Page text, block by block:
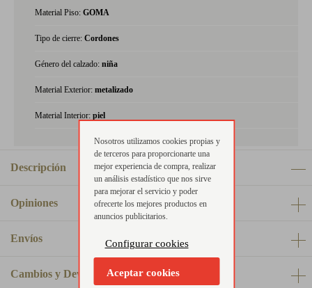
Material Piso: GOMA
Tipo de cierre: Cordones
Género del calzado: niña
Material Exterior: metalizado
Material Interior: piel
Descripción
Opiniones
Envíos
Cambios y Devoluciones
Nosotros utilizamos cookies propias y
de terceros para proporcionarte una
mejor experiencia de compra, realizar
un análisis estadístico que nos sirve
para mejorar el servicio y poder
ofrecerte los mejores productos en
anuncios publicitarios.
Configurar cookies
Aceptar cookies